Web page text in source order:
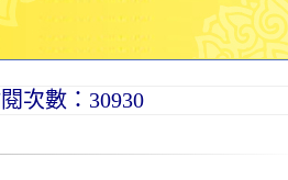
次數：30930